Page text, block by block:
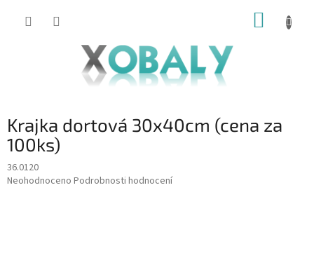
KOŠÍK
Krajka dortová 30x40cm (cena za
100ks)
36.0120
Průměrné
Neohodnoceno Podrobnosti hodnocení